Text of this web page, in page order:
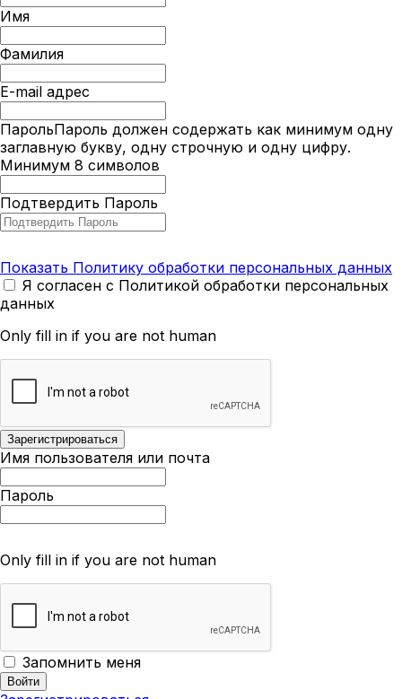
Имя
Фамилия
E-mail адрес
ПарольПароль должен содержать как минимум одну
заглавную букву, одну строчную и одну цифру.
Минимум 8 символов
Подтвердить Пароль
Показать Политику обработки персональных данных
Я согласен с Политикой обработки персональных
данных
Only fill in if you are not human
Имя пользователя или почта
Пароль
Only fill in if you are not human
Запомнить меня